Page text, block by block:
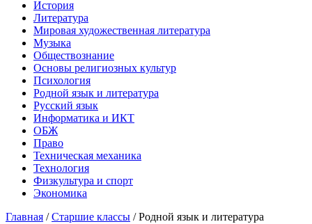
История
Литература
Мировая художественная литература
Музыка
Обществознание
Основы религиозных культур
Психология
Родной язык и литература
Русский язык
Информатика и ИКТ
ОБЖ
Право
Техническая механика
Технология
Физкультура и спорт
Экономика
Главная /Старшие классы /Родной язык и литература